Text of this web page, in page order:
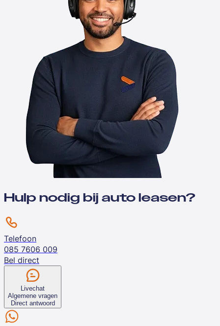
Hulp nodig bij auto leasen?
Telefoon
085 7606 009
Bel direct
Livechat
Algemene vragen
Direct antwoord